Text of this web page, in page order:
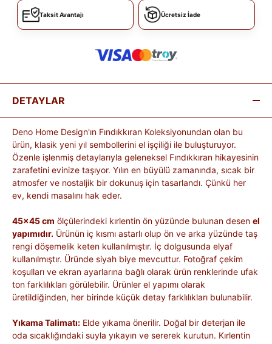
Taksit Avantajı Ücretsiz İade
DETAYLAR
Deno Home Design'ın Fındıkkıran Koleksiyonundan olan bu
ürün, klasik yeni yıl sembollerini el işçiliği ile buluşturuyor.
Özenle işlenmiş detaylarıyla geleneksel Fındıkkıran hikayesinin
zarafetini evinize taşıyor. Yılın en büyülü zamanında, sıcak bir
atmosfer ve nostaljik bir dokunuş için tasarlandı. Çünkü her
ev, kendi masalını hak eder.
45x45 cm ölçülerindeki kırlentin ön yüzünde bulunan desen el
yapımıdır. Ürünün iç kısmı astarlı olup ön ve arka yüzünde taş
rengi döşemelik keten kullanılmıştır. İç dolgusunda elyaf
kullanılmıştır. Üründe siyah biye mevcuttur. Fotoğraf çekim
koşulları ve ekran ayarlarına bağlı olarak ürün renklerinde ufak
ton farklılıkları görülebilir. Ürünler el yapımı olarak
üretildiğinden, her birinde küçük detay farklılıkları bulunabilir.
Yıkama Talimatı: Elde yıkama önerilir. Doğal bir deterjan ile
oda sıcaklığındaki suyla yıkayın ve sererek kurutun. Kırlentin